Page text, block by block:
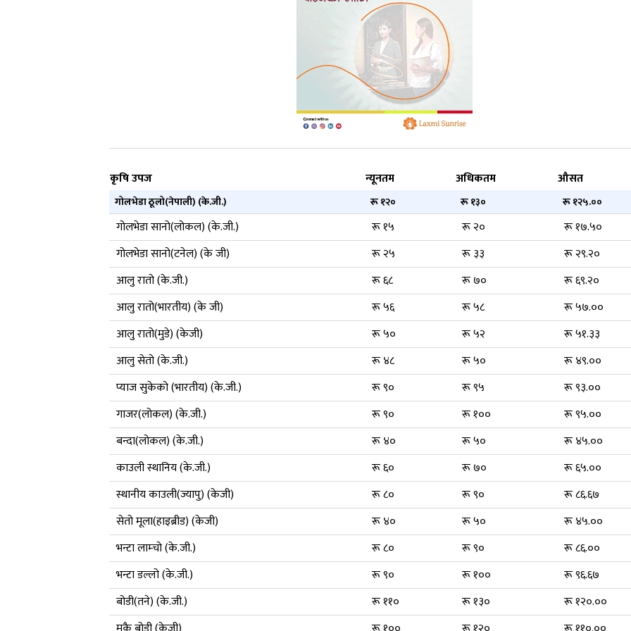
कृषि उपज न्यूनतम अधिकतम औसत
गोलभेडा ठूलो(नेपाली) (के.जी.) रू १२० रू १३० रू १२५.००
गोलभेडा सानो(लोकल) (के.जी.) रू १५ रू २०
रू १७.५०
गोलभेडा सानो(टनेल) (के जी)
रू २५ रू ३३
रू २९.२०
आलु रातो (के.जी.)
रू ६८ रू ७०
रू ६९.२०
आलु रातो(भारतीय) (के जी)
रू ५६ रू ५८
रू ५७.००
आलु रातो(मुडे) (केजी)
रू ५० रू ५२
रू ५१.३३
आलु सेतो (के.जी.)
रू ४८ रू ५०
रू ४९.००
प्याज सुकेको (भारतीय) (के.जी.)
रू ९० रू ९५
रू ९३.००
गाजर(लोकल) (के.जी.)
रू ९० रू १००
रू ९५.००
बन्दा(लोकल) (के.जी.)
रू ४० रू ५०
रू ४५.००
काउली स्थानिय (के.जी.)
रू ६० रू ७०
रू ६५.००
स्थानीय काउली(ज्यापु) (केजी)
रू ८० रू ९०
रू ८६.६७
सेतो मूला(हाइब्रीड) (केजी)
रू ४० रू ५०
रू ४५.००
भन्टा लाम्चो (के.जी.)
रू ८० रू ९०
रू ८६.००
भन्टा डल्लो (के.जी.)
रू ९० रू १००
रू ९६.६७
बोडी(तने) (के.जी.)
रू ११० रू १३०
रू १२०.००